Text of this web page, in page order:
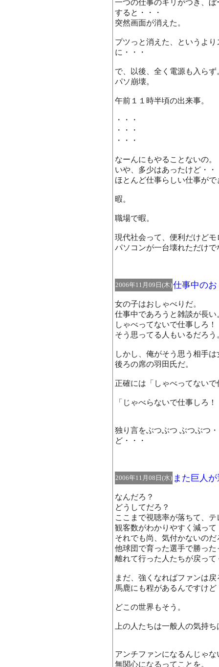
一つの仕事のキリがつき、
すると・・・
突然画面が消えた。
プツっと消えた、というよ
に・・・
で、以後、全く電源も入らず
パソ崩壊。
午前１１時半頃の出来事。
・・・
・・・
・・・
なーんにもやることないの。
いや、多少はあったけど・・
ほとんど仕事らしい仕事がで
暇。
職場で暇。
現代社会って、便利だけど
パソコンが一台壊れただけ
2006年11月09日(木)仕事中の
女の子はおしゃべりだ。
仕事中であろうと雑談が長い
しゃべってないで仕事しろ！
そう思ってる人もいるだろう
しかし、俺がそう思う相手
後ろの席の羽田氏だ。
正確には「しゃべってない
「じゃべらないで仕事しろ
独り言をぶつぶつ ぶつぶつ
ど・・・
2006年11月08日(水) また巨人
なんだろ？
どうしてだろ？
ここまで視聴率が落ちて、
観客数がわかりやすく減っ
それでも尚、気付かないのだ
他球団で育った選手で勝っ
離れて行った人たちが戻っ
まだ、強くなればファンは
馬鹿にも程があるんですけど
どこの世界もそう。
上の人たちは一般人の気持
アンチファンになるんじゃな
無関心になるってことを。